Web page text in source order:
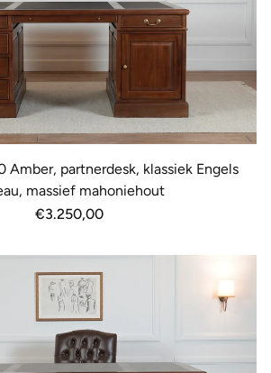
Amber, partnerdesk, klassiek Engels
massief mahoniehout
Normale
€3.250,00